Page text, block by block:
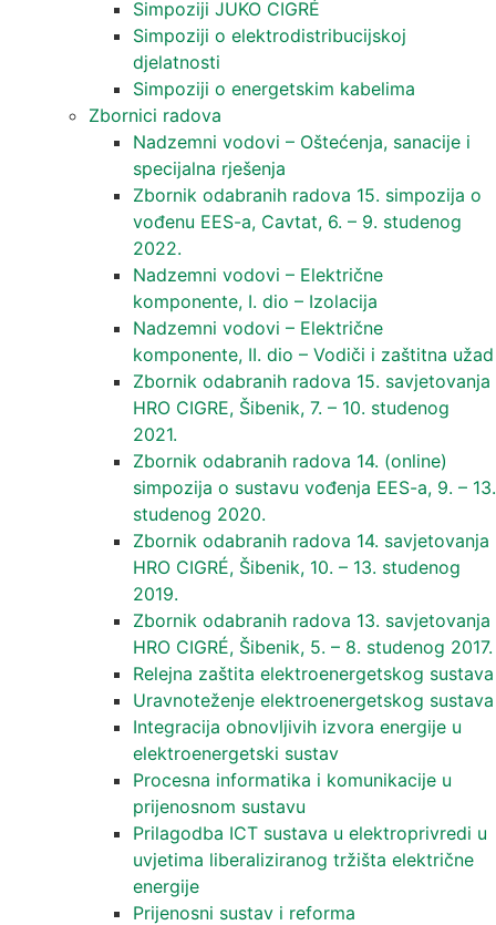
Simpoziji JUKO CIGRÉ
Simpoziji o elektrodistribucijskoj
djelatnosti
Simpoziji o energetskim kabelima
Zbornici radova
Nadzemni vodovi – Oštećenja, sanacije i
specijalna rješenja
Zbornik odabranih radova 15. simpozija o
vođenu EES-a, Cavtat, 6. – 9. studenog
2022.
Nadzemni vodovi – Električne
komponente, I. dio – Izolacija
Nadzemni vodovi – Električne
komponente, II. dio – Vodiči i zaštitna užad
Zbornik odabranih radova 15. savjetovanja
HRO CIGRE, Šibenik, 7. – 10. studenog
2021.
Zbornik odabranih radova 14. (online)
simpozija o sustavu vođenja EES-a, 9. – 13.
studenog 2020.
Zbornik odabranih radova 14. savjetovanja
HRO CIGRÉ, Šibenik, 10. – 13. studenog
2019.
Zbornik odabranih radova 13. savjetovanja
HRO CIGRÉ, Šibenik, 5. – 8. studenog 2017.
Relejna zaštita elektroenergetskog sustava
Uravnoteženje elektroenergetskog sustava
Integracija obnovljivih izvora energije u
elektroenergetski sustav
Procesna informatika i komunikacije u
prijenosnom sustavu
Prilagodba ICT sustava u elektroprivredi u
uvjetima liberaliziranog tržišta električne
energije
Prijenosni sustav i reforma